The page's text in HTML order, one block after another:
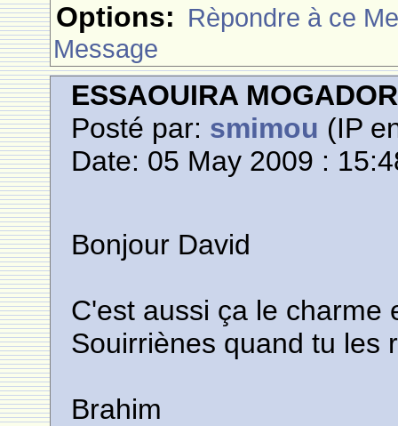
Options: Rèpondre à ce
Message
ESSAOUIRA MOGADOR
Posté par: smimou (IP
Date: 05 May 2009 :
Bonjour David
C'est aussi ça le charme
Souirriènes quand tu les
Brahim